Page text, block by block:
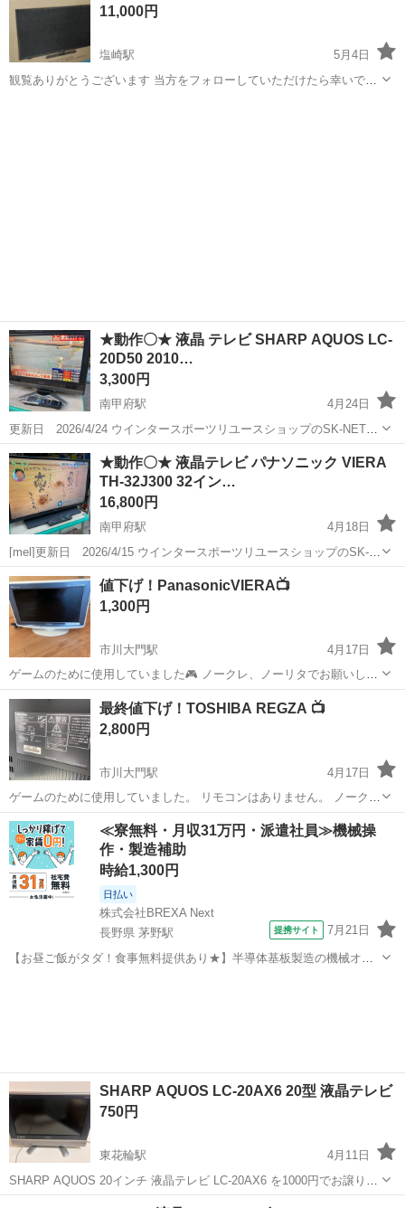
11,000円
塩崎駅
5月4日
観覧ありがとうございます 当方をフォローしていただけたら幸いです
★動作〇★ 液晶 テレビ SHARP AQUOS LC-
20D50 2010…
3,300円
南甲府駅
4月24日
更新日 2026/4/24 ウインタースポーツリユースショップのSK-NETで
す スキー、スノボ等のリユースを主体に 家電 家具 等も取り扱って
おります 山梨 SK-NET で検索して頂くと幸いです 【 商品...
山梨 甲府市 南甲府駅 テレビ
★動作〇★ 液晶テレビ パナソニック VIERA
TH-32J300 32イン…
16,800円
南甲府駅
4月18日
[mel]更新日 2026/4/15 ウインタースポーツリユースショップのSK-
NETです スキー、スノボ等のリユースを主体に 家電 家具 等も取り
山梨 甲府市 南甲府駅
値下げ！PanasonicVIERA📺
1,300円
市川大門駅
4月17日
ゲームのために使用していました🎮 ノークレ、ノーリタでお願いしま
すꕤ︎︎ 引越しのため出来るだけ早い取引希望です
山梨 南アルプス市 市川大門駅 VIERA
最終値下げ！TOSHIBA REGZA 📺
2,800円
市川大門駅
4月17日
ゲームのために使用していました。 リモコンはありません。 ノーク
レ、ノーリタでお願いします 引越しのため迅速な取引可能な方優先に
します
山梨 南アルプス市 市川大門駅 テレビ REGZA
≪寮無料・月収31万円・派遣社員≫機械操
作・製造補助
時給1,300円
日払い
株式会社BREXA Next
長野県 茅野駅
提携サイト 7月21日
【お昼ご飯がタダ！食事無料提供あり★】半導体基板製造の機械オペ
SHARP AQUOS LC-20AX6 20型 液晶テレビ
750円
東花輪駅
4月11日
SHARP AQUOS 20インチ 液晶テレビ LC-20AX6 を1000円でお譲りし
ます。 売れない場合は少しずつお値下げする予定ですので、暫くお待
東花輪駅